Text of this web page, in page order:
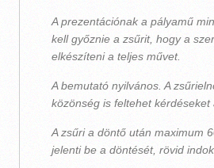
A prezentációnak a pályamű
kell győznie a zsűrit, hogy a
elkészíteni a teljes művet.
A bemutató nyilvános. A
közönség is feltehet kérdéseket
A zsűri a döntő után maximum
jelenti be a döntését, rövid